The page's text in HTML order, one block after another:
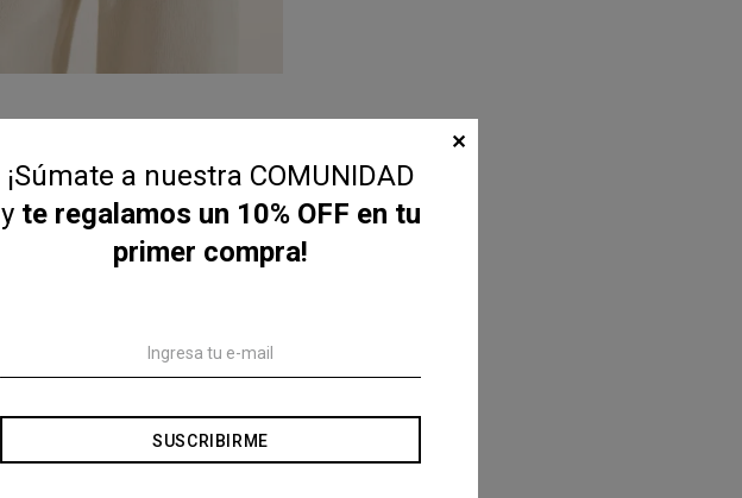
¡Súmate a nuestra COMUNIDAD
y te regalamos un 10% OFF en tu
primer compra!
SUSCRIBIRME
✕